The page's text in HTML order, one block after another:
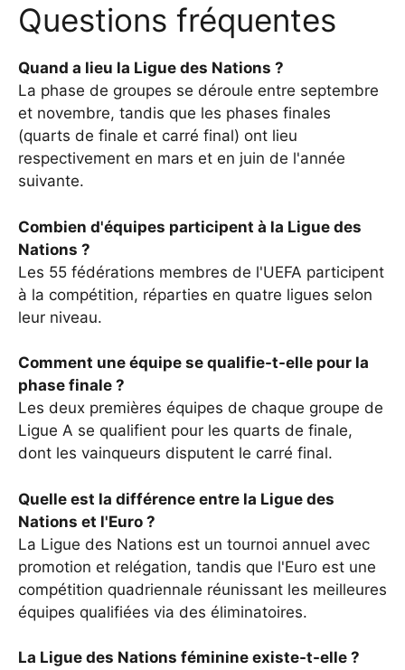
Questions fréquentes
Quand a lieu la Ligue des Nations ?
La phase de groupes se déroule entre septembre
et novembre, tandis que les phases finales
(quarts de finale et carré final) ont lieu
respectivement en mars et en juin de l'année
suivante.
Combien d'équipes participent à la Ligue des
Nations ?
Les 55 fédérations membres de l'UEFA participent
à la compétition, réparties en quatre ligues selon
leur niveau.
Comment une équipe se qualifie-t-elle pour la
phase finale ?
Les deux premières équipes de chaque groupe de
Ligue A se qualifient pour les quarts de finale,
dont les vainqueurs disputent le carré final.
Quelle est la différence entre la Ligue des
Nations et l'Euro ?
La Ligue des Nations est un tournoi annuel avec
promotion et relégation, tandis que l'Euro est une
compétition quadriennale réunissant les meilleures
équipes qualifiées via des éliminatoires.
La Ligue des Nations féminine existe-t-elle ?